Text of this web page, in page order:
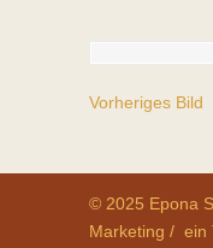
Vorheriges Bild
© 2025 Epona
Marketing / ein